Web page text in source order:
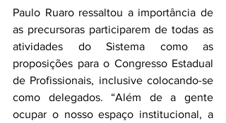
Paulo Ruaro ressaltou a importância de
as precursoras participarem de todas as
atividades do Sistema como as
proposições para o Congresso Estadual
de Profissionais, inclusive colocando-se
como delegados. “Além de a gente
ocupar o nosso espaço institucional, a